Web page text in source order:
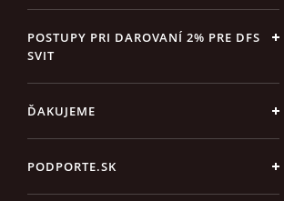
POSTUPY PRI DAROVANÍ 2% PRE DFS
SVIT
ĎAKUJEME
PODPORTE.SK